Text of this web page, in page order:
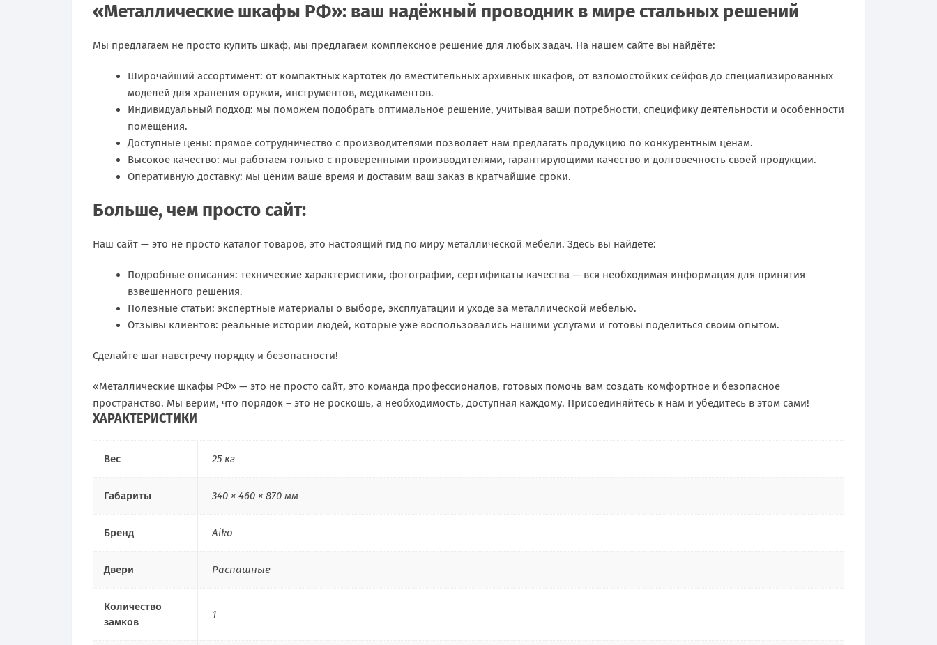
«Металлические шкафы РФ»: ваш надёжный проводник в мире стальных решений
Мы предлагаем не просто купить шкаф, мы предлагаем комплексное решение для любых задач. На нашем сайте вы найдёте:
Широчайший ассортимент: от компактных картотек до вместительных архивных шкафов, от взломостойких сейфов до специализированных
моделей для хранения оружия, инструментов, медикаментов.
Индивидуальный подход: мы поможем подобрать оптимальное решение, учитывая ваши потребности, специфику деятельности и особенности
помещения.
Доступные цены: прямое сотрудничество с производителями позволяет нам предлагать продукцию по конкурентным ценам.
Высокое качество: мы работаем только с проверенными производителями, гарантирующими качество и долговечность своей продукции.
Оперативную доставку: мы ценим ваше время и доставим ваш заказ в кратчайшие сроки.
Больше, чем просто сайт:
Наш сайт — это не просто каталог товаров, это настоящий гид по миру металлической мебели. Здесь вы найдете:
Подробные описания: технические характеристики, фотографии, сертификаты качества — вся необходимая информация для принятия
взвешенного решения.
Полезные статьи: экспертные материалы о выборе, эксплуатации и уходе за металлической мебелью.
Отзывы клиентов: реальные истории людей, которые уже воспользовались нашими услугами и готовы поделиться своим опытом.
Сделайте шаг навстречу порядку и безопасности!
«Металлические шкафы РФ» — это не просто сайт, это команда профессионалов, готовых помочь вам создать комфортное и безопасное
пространство. Мы верим, что порядок – это не роскошь, а необходимость, доступная каждому. Присоединяйтесь к нам и убедитесь в этом сами!
ХАРАКТЕРИСТИКИ
Вес 25 кг
Габариты 340 × 460 × 870 мм
Бренд Aiko
Двери Распашные
Количество
замков
1